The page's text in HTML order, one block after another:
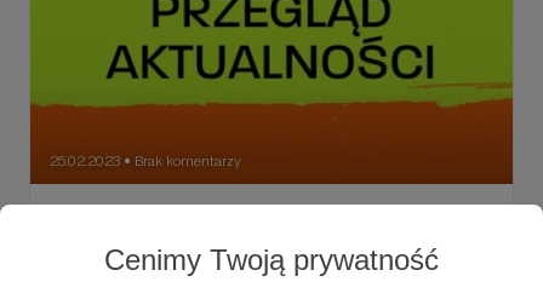
Cenimy Twoją prywatność
25.02.2023 ● Brak komentarzy
lutego
Wizyta Joe Bidena w Polsce oraz rocznica rozpoczęcia